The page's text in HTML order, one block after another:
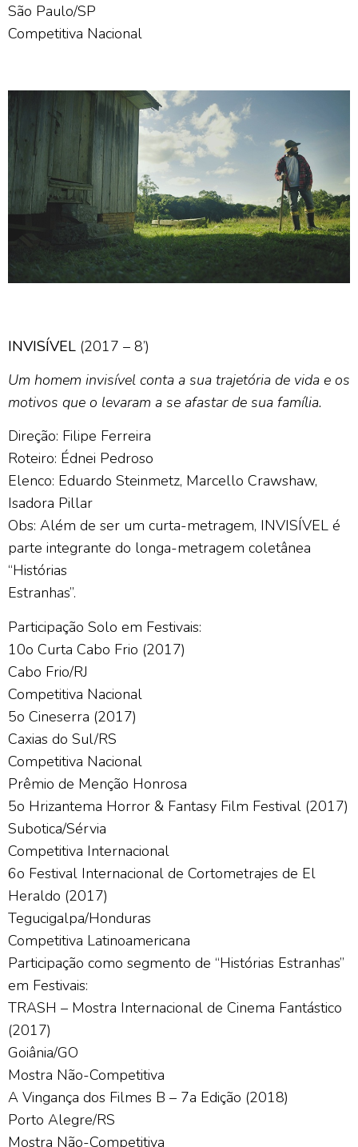
São Paulo/SP
Competitiva Nacional
INVISÍVEL (2017 – 8’)
Um homem invisível conta a sua trajetória de vida e os
motivos que o levaram a se afastar de sua família.
Direção: Filipe Ferreira
Roteiro: Édnei Pedroso
Elenco: Eduardo Steinmetz, Marcello Crawshaw,
Isadora Pillar
Obs: Além de ser um curta-metragem, INVISÍVEL é
parte integrante do longa-metragem coletânea
“Histórias
Estranhas”.
Participação Solo em Festivais:
10o Curta Cabo Frio (2017)
Cabo Frio/RJ
Competitiva Nacional
5o Cineserra (2017)
Caxias do Sul/RS
Competitiva Nacional
Prêmio de Menção Honrosa
5o Hrizantema Horror & Fantasy Film Festival (2017)
Subotica/Sérvia
Competitiva Internacional
6o Festival Internacional de Cortometrajes de El
Heraldo (2017)
Tegucigalpa/Honduras
Competitiva Latinoamericana
Participação como segmento de “Histórias Estranhas”
em Festivais:
TRASH – Mostra Internacional de Cinema Fantástico
(2017)
Goiânia/GO
Mostra Não-Competitiva
A Vingança dos Filmes B – 7a Edição (2018)
Porto Alegre/RS
Mostra Não-Competitiva